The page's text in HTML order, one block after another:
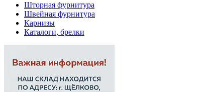
Шторная фурнитура
Швейная фурнитура
Карнизы
Каталоги, брелки